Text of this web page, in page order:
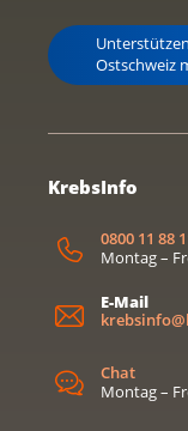
Ostschweiz
KrebsInfo
0800 11 88
Montag –
E-Mail
Chat
Montag –